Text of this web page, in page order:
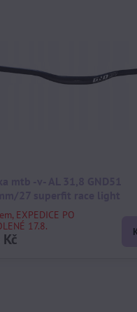
EXPEDICE PO
17.8.